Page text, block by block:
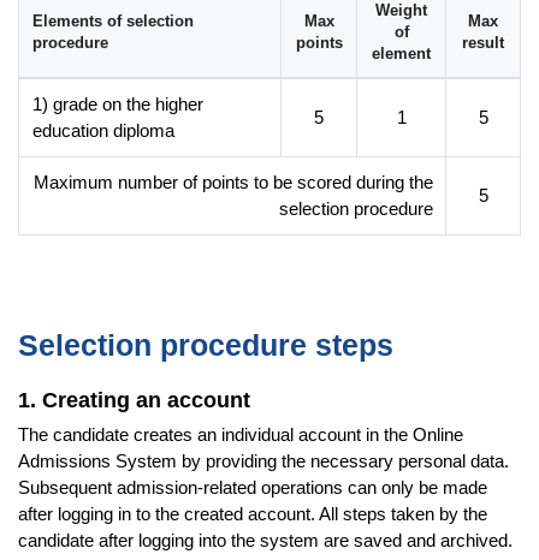
resocjalizacyjnych, opiekuńczo-wychowawczych, ale również
pomocy społecznej. Mogą pracować w departamentach
zdrowia administracji rządowej i pozarządowej oraz w
instytucjach zajmujących się wsparciem w sytuacjach
kryzysowych.
Możliwe stanowiska pracy:
wychowawca-socjoterapeuta w placówkach wsparcia
dziennego (świetlice socjoterapeutyczne, kluby
specjalista do spraw szkoleń,
edukator zdrowotny,
specjalista do spraw programów profilaktycznych i/lub
socjoterapeutycznych,
konsultant do spraw edukacji zdrowotnej,
animator czasu wolnego,
pracownik w organizacjach pozarządowych, fundacjach i
Elements of selection
procedure
Max
points
Weight
of
element
Max
result
1) grade on the higher
education diploma
5 1 5
Maximum number of points to be scored during the
selection procedure
5
Selection procedure steps
1. Creating an account
The candidate creates an individual account in the Online
Admissions System by providing the necessary personal data.
Subsequent admission-related operations can only be made
after logging in to the created account. All steps taken by the
candidate after logging into the system are saved and archived.